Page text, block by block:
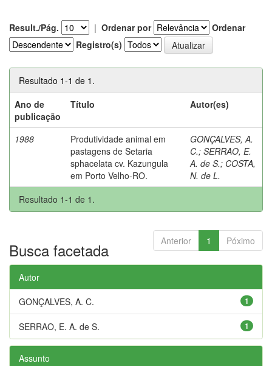
Result./Pág. | Ordenar por
Ordenar
Registro(s)
Resultado 1-1 de 1.
Ano de
publicação
Título Autor(es)
1988
Produtividade animal em
pastagens de Setaria
sphacelata cv. Kazungula
em Porto Velho-RO.
GONÇALVES, A.
C.; SERRAO, E.
A. de S.; COSTA,
N. de L.
Resultado 1-1 de 1.
Anterior 1 Póximo
Busca facetada
Autor
1
GONÇALVES, A. C.
1
SERRAO, E. A. de S.
Assunto